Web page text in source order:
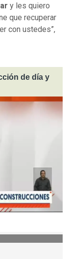
y les quiero
que recuperar
con ustedes”,
de día y